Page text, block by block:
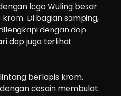
logo Wuling besar
Di bagian samping,
dengan dop
dop juga terlihat
berlapis krom.
desain membulat.